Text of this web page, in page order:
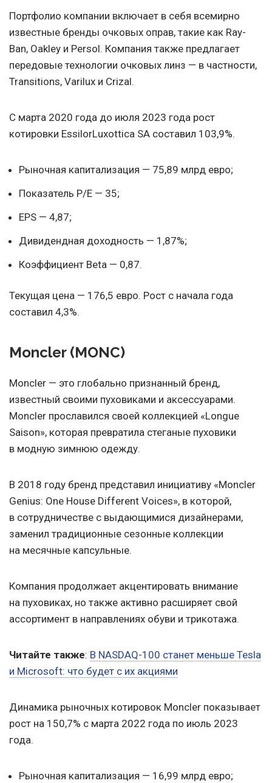
Портфолио компании включает в себя всемирно
известные бренды очковых оправ, такие как Ray-
Ban, Oakley и Persol. Компания также предлагает
передовые технологии очковых линз — в частности,
Transitions, Varilux и Crizal.
С марта 2020 года до июля 2023 года рост
котировки EssilorLuxottica SA составил 103,9%.
Рыночная капитализация — 75,89 млрд евро;
Показатель P/E — 35;
EPS — 4,87;
Дивидендная доходность — 1,87%;
Коэффициент Beta — 0,87.
Текущая цена — 176,5 евро. Рост с начала года
составил 4,3%.
Moncler (MONC)
Moncler — это глобально признанный бренд,
известный своими пуховиками и аксессуарами.
Moncler прославился своей коллекцией «Longue
Saison», которая превратила стеганые пуховики
в модную зимнюю одежду.
В 2018 году бренд представил инициативу «Moncler
Genius: One House Different Voices», в которой,
в сотрудничестве с выдающимися дизайнерами,
заменил традиционные сезонные коллекции
на месячные капсульные.
Компания продолжает акцентировать внимание
на пуховиках, но также активно расширяет свой
ассортимент в направлениях обуви и трикотажа.
Читайте также: В NASDAQ-100 станет меньше Tesla
и Microsoft: что будет с их акциями
Динамика рыночных котировок Moncler показывает
рост на 150,7% с марта 2022 года по июль 2023
года.
Рыночная капитализация — 16,99 млрд евро;